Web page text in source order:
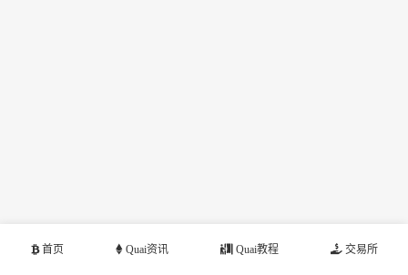
首页 Quai资讯 Quai教程 交易所